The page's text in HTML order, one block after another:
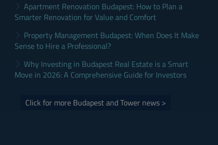
Apartment Renovation Budapest: How to Plan a
Smarter Renovation for Value and Comfort
Property Management Budapest: When Does It Make
Sense to Hire a Professional?
Why Investing in Budapest Real Estate is a Smart
Move in 2026: A Comprehensive Guide for Investors
Click for more Budapest and Tower news >